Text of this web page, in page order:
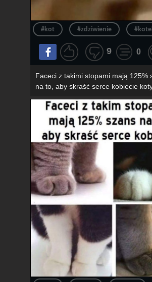
#kot #zdziwienie
9 0
Faceci z takimi stopami mają 125%
na to, aby skraść serce kobiecie